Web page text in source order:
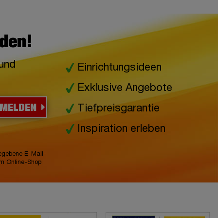
E-Mail-
Online-Shop
Einrichtungsideen
Exklusive Angebote
Tiefpreisgarantie
Inspiration erleben